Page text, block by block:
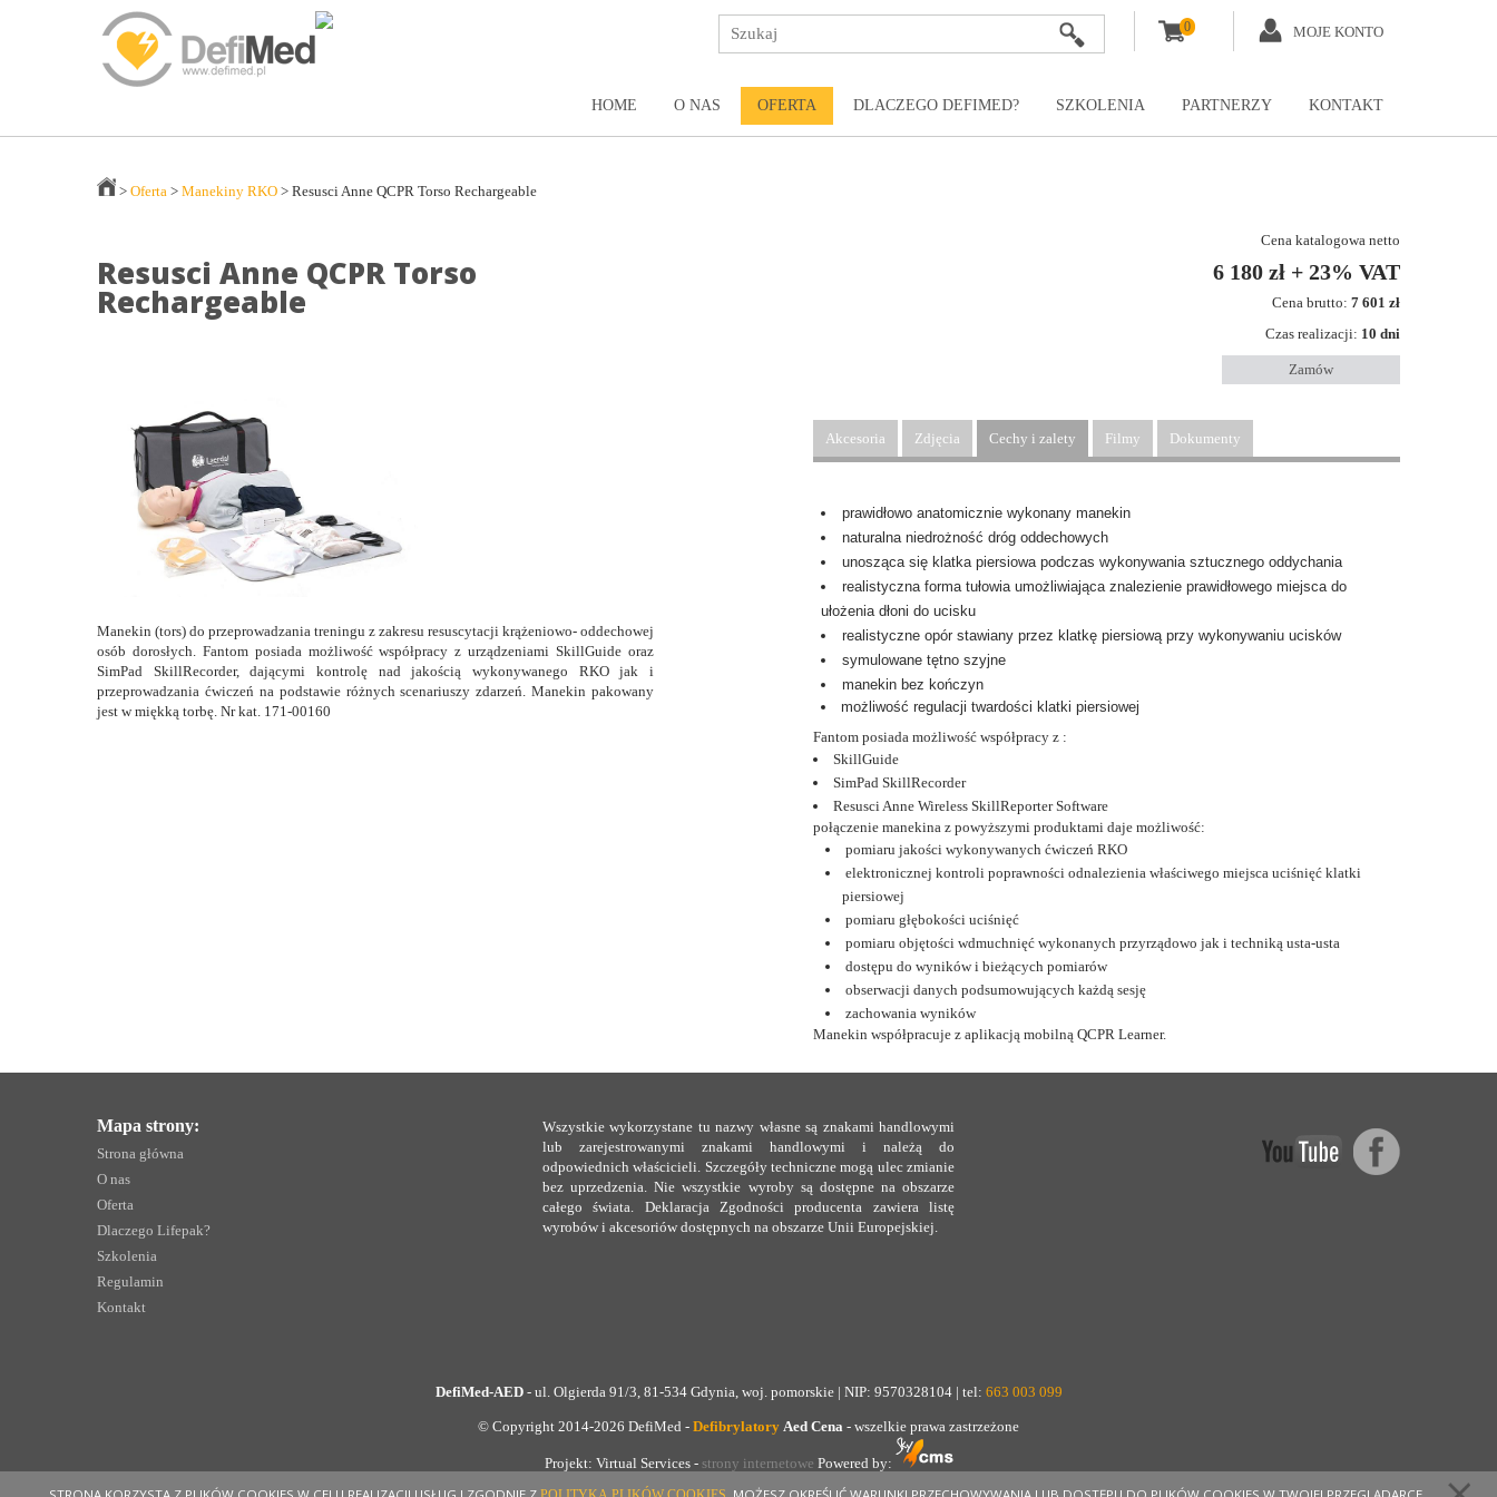
0 MOJE KONTO
HOME O NAS OFERTA DLACZEGO DEFIMED? SZKOLENIA PARTNERZY KONTAKT
> Oferta > Manekiny RKO > Resusci Anne QCPR Torso Rechargeable
Resusci Anne QCPR Torso
Rechargeable
Manekin (tors) do przeprowadzania treningu z zakresu resuscytacji krążeniowo- oddechowej
osób dorosłych. Fantom posiada możliwość współpracy z urządzeniami SkillGuide oraz
SimPad SkillRecorder, dającymi kontrolę nad jakością wykonywanego RKO jak i
przeprowadzania ćwiczeń na podstawie różnych scenariuszy zdarzeń. Manekin pakowany
jest w miękką torbę. Nr kat. 171-00160
Cena katalogowa netto
6 180 zł + 23% VAT
Cena brutto: 7 601 zł
Czas realizacji: 10 dni
Zamów
Akcesoria Zdjęcia Cechy i zalety Filmy Dokumenty
prawidłowo anatomicznie wykonany manekin
naturalna niedrożność dróg oddechowych
unosząca się klatka piersiowa podczas wykonywania sztucznego oddychania
realistyczna forma tułowia umożliwiająca znalezienie prawidłowego miejsca do
ułożenia dłoni do ucisku
realistyczne opór stawiany przez klatkę piersiową przy wykonywaniu ucisków
symulowane tętno szyjne
manekin bez kończyn
możliwość regulacji twardości klatki piersiowej
Fantom posiada możliwość współpracy z :
SkillGuide
SimPad SkillRecorder
Resusci Anne Wireless SkillReporter Software
połączenie manekina z powyższymi produktami daje możliwość:
pomiaru jakości wykonywanych ćwiczeń RKO
elektronicznej kontroli poprawności odnalezienia właściwego miejsca uciśnięć klatki
piersiowej
pomiaru głębokości uciśnięć
pomiaru objętości wdmuchnięć wykonanych przyrządowo jak i techniką usta-usta
dostępu do wyników i bieżących pomiarów
obserwacji danych podsumowujących każdą sesję
zachowania wyników
Manekin współpracuje z aplikacją mobilną QCPR Learner.
Mapa strony:
Strona główna
O nas
Oferta
Dlaczego Lifepak?
Szkolenia
Regulamin
Kontakt
Wszystkie wykorzystane tu nazwy własne są znakami handlowymi
lub zarejestrowanymi znakami handlowymi i należą do
odpowiednich właścicieli. Szczegóły techniczne mogą ulec zmianie
bez uprzedzenia. Nie wszystkie wyroby są dostępne na obszarze
całego świata. Deklaracja Zgodności producenta zawiera listę
wyrobów i akcesoriów dostępnych na obszarze Unii Europejskiej.
DefiMed-AED- ul. Olgierda 91/3, 81-534 Gdynia, woj. pomorskie | NIP: 9570328104 | tel: 663 003 099
© Copyright 2014-2026 DefiMed - Defibrylatory Aed Cena - wszelkie prawa zastrzeżone
Projekt: Virtual Services - strony internetowe Powered by: